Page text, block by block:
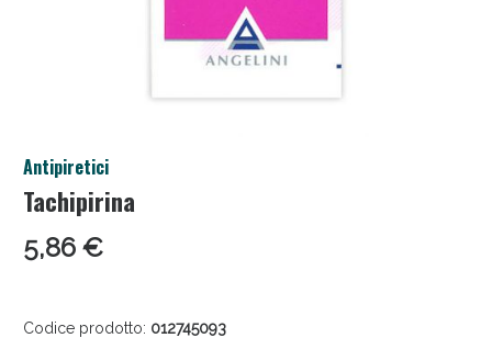
Antipiretici
Tachipirina
5,86 €
Codice prodotto: 012745093
Salini e Multivitaminici: oggi Sconto extra fino al